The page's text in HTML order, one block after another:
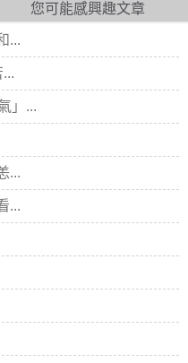
您可能感興趣文章
...
」...
...
...